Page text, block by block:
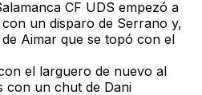
CF UDS empezó a
un disparo de Serrano y,
Aimar que se topó con el
el larguero de nuevo al
con un chut de Dani